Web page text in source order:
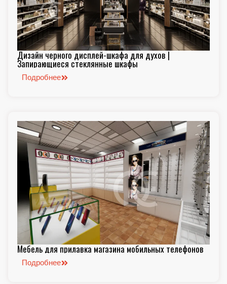
Дизайн черного дисплей-шкафа для духов |
Запирающиеся стеклянные шкафы
Подробнее
Мебель для прилавка магазина мобильных телефонов
Подробнее